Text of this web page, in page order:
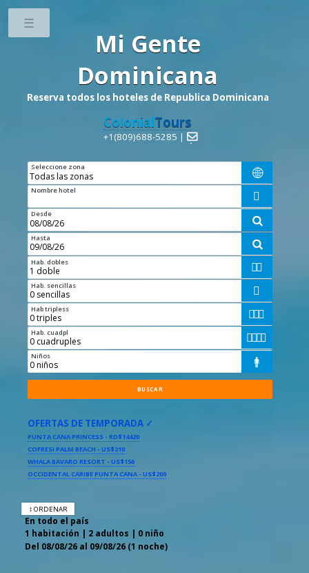
Mi Gente
Dominicana
Reserva todos los hoteles de Republica Dominicana
ColonialTours
+1(809)688-5285 | 
Seleccione zona

Nombre hotel

Desde

Hasta

Hab. dobles 
Hab. sencillas 
Hab tripless 
Hab. cuadpl 
Niños 
OFERTAS DE TEMPORADA ✓
PUNTA CANA PRINCESS - RD$14420
COFRESI PALM BEACH - US$210
WHALA BAVARO RESORT - US$156
OCCIDENTAL CARIBE PUNTA CANA - US$200
↕ ORDENAR
En todo el país
1 habitación | 2 adultos | 0 niño
Del 08/08/26 al 09/08/26 (1 noche)